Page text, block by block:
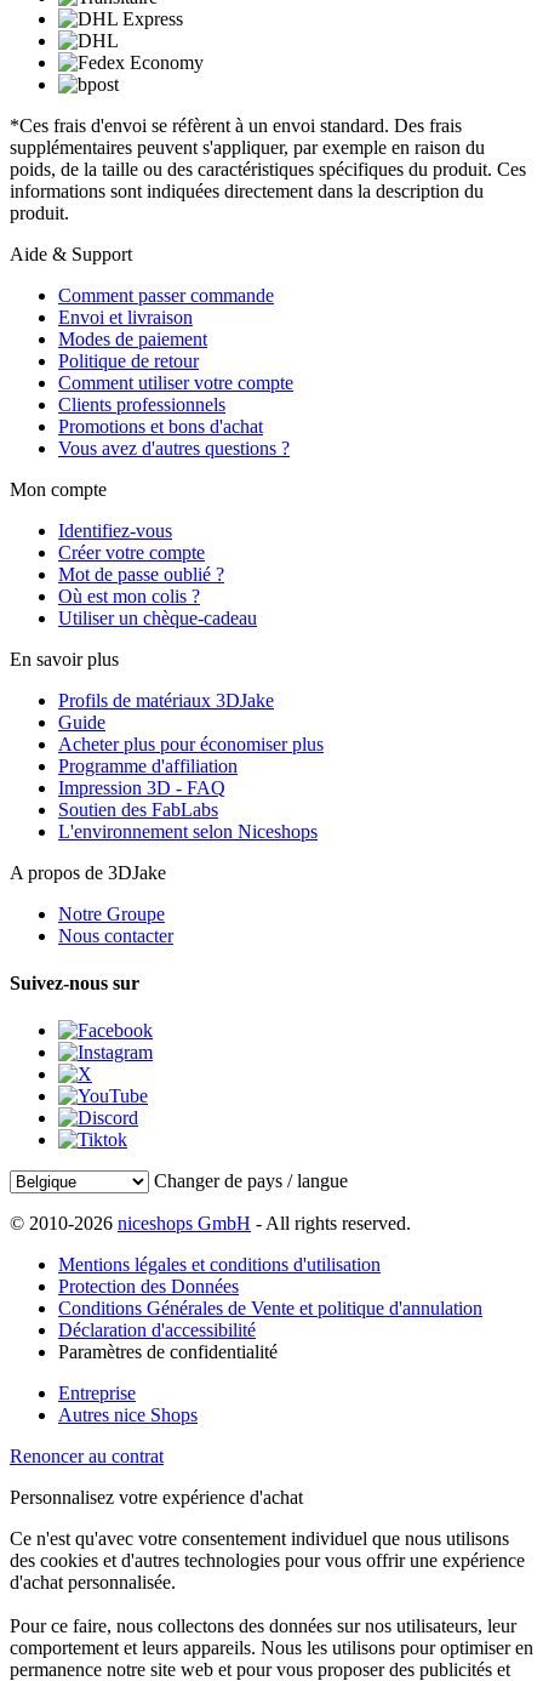
*Ces frais d'envoi se réfèrent à un envoi standard. Des frais
supplémentaires peuvent s'appliquer, par exemple en raison du
poids, de la taille ou des caractéristiques spécifiques du produit. Ces
informations sont indiquées directement dans la description du
produit.
Aide & Support
Comment passer commande
Envoi et livraison
Modes de paiement
Politique de retour
Comment utiliser votre compte
Clients professionnels
Promotions et bons d'achat
Vous avez d'autres questions ?
Mon compte
Identifiez-vous
Créer votre compte
Mot de passe oublié ?
Où est mon colis ?
Utiliser un chèque-cadeau
En savoir plus
Profils de matériaux 3DJake
Guide
Acheter plus pour économiser plus
Programme d'affiliation
Impression 3D - FAQ
Soutien des FabLabs
L'environnement selon Niceshops
A propos de 3DJake
Notre Groupe
Nous contacter
Suivez-nous sur
Changer de pays / langue
© 2010-2026 niceshops GmbH - All rights reserved.
Mentions légales et conditions d'utilisation
Protection des Données
Conditions Générales de Vente et politique d'annulation
Déclaration d'accessibilité
Paramètres de confidentialité
Entreprise
Autres nice Shops
Renoncer au contrat
Personnalisez votre expérience d'achat
Ce n'est qu'avec votre consentement individuel que nous utilisons
des cookies et d'autres technologies pour vous offrir une expérience
d'achat personnalisée.
Pour ce faire, nous collectons des données sur nos utilisateurs, leur
comportement et leurs appareils. Nous les utilisons pour optimiser en
permanence notre site web et pour vous proposer des publicités et